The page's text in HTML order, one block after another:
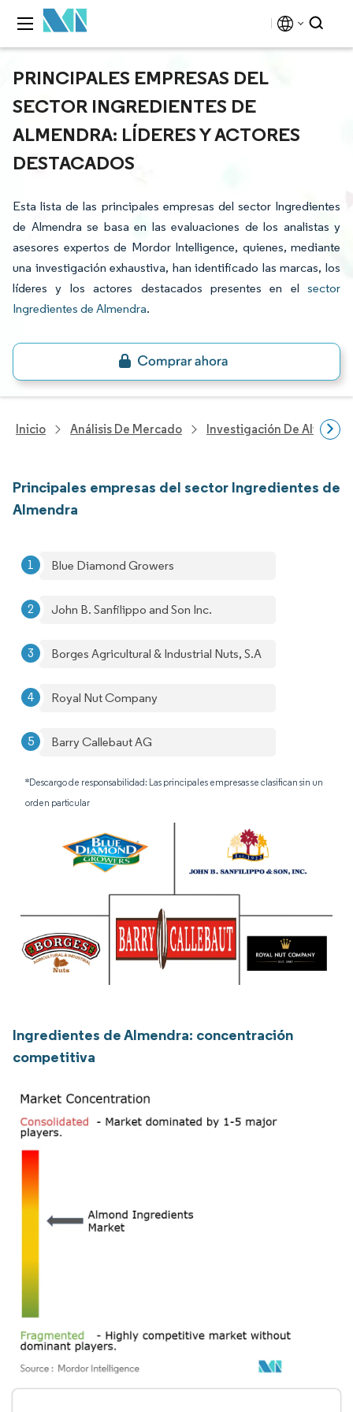
PRINCIPALES EMPRESAS DEL
SECTOR INGREDIENTES DE
ALMENDRA: LÍDERES Y ACTORES
DESTACADOS
Esta lista de las principales empresas del sector Ingredientes
de Almendra se basa en las evaluaciones de los analistas y
asesores expertos de Mordor Intelligence, quienes, mediante
una investigación exhaustiva, han identificado las marcas, los
líderes y los actores destacados presentes en el sector
Ingredientes de Almendra.
Inicio Análisis De Mercado Investigación De
Principales empresas del sector Ingredientes de
Almendra
Blue Diamond Growers
John B. Sanfilippo and Son Inc.
Borges Agricultural & Industrial Nuts, S.A
Royal Nut Company
Barry Callebaut AG
*Descargo de responsabilidad: Las principales empresas se clasifican sin un
orden particular
Ingredientes de Almendra: concentración
competitiva